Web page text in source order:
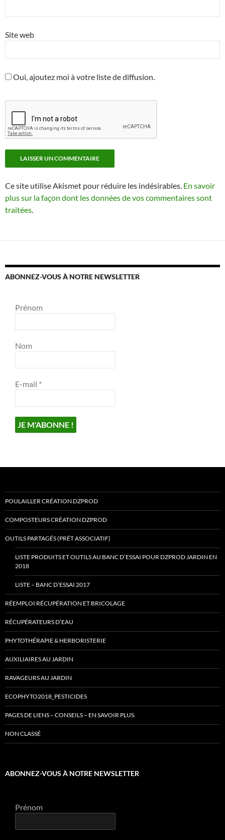
Site web
Oui, ajoutez moi à votre liste de diffusion.
Ce site utilise Akismet pour réduire les indésirables. En savoir
plus sur la façon dont les données de vos commentaires sont
traitées.
ABONNEZ-VOUS À NOTRE NEWSLETTER
Prénom
Nom
E-mail *
POULAILLER CRÉATION DZPROD
COMPOSTEURS CRÉATION DZPROD
OUTILS PARTAGÉS (PRÊT ASSOCIATIF)
LISTE PRODUITS ET OUTILS AU BANC D’ESSAI POUR DZPROD JARDIN EN
2018
LISTE – BANC D’ESSAI 2017
RÉEMPLOI RÉCUPÉRATION ET BRICOLAGE
RÉCUPÉRATEURS D’EAU
PHYTOTHÉRAPIE & HERBORISTERIE
AUXILIAIRES AU JARDIN
RAVAGEURS AU JARDIN
ECOPHYTO2018_PESTICIDES
PAGES DE LIENS – CONSEILS – EN SAVOIR PLUS.
NON CLASSÉ
ABONNEZ-VOUS À NOTRE NEWSLETTER
Prénom